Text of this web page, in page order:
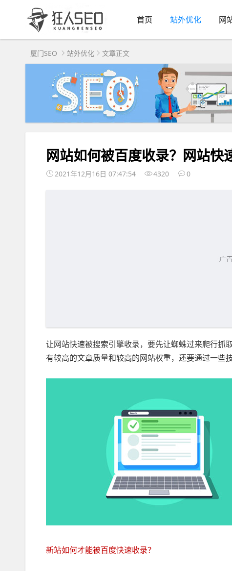
首页 站外优化 网
厦门SEO 站外优化 文章正文
网站如何被百度收录？网站快
2021年12月16日 07:47:54 4320 0
让网站快速被搜索引擎收录，要先让蜘蛛过来爬行抓
有较高的文章质量和较高的网站权重，还要通过一些
新站如何才能被百度快速收录？